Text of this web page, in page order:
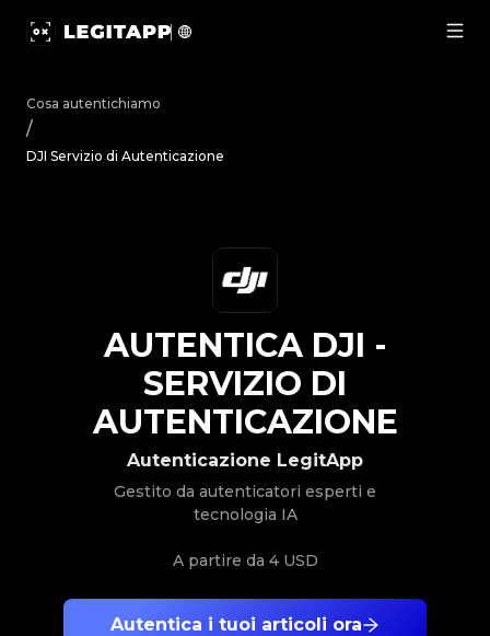
Cosa autentichiamo
/
DJI Servizio di Autenticazione
Autentica i tuoi articoli ora
Autenticazione LegitApp
Gestito da autenticatori esperti e
tecnologia IA
A partire da 4 USD
AUTENTICA DJI -
SERVIZIO DI
AUTENTICAZIONE